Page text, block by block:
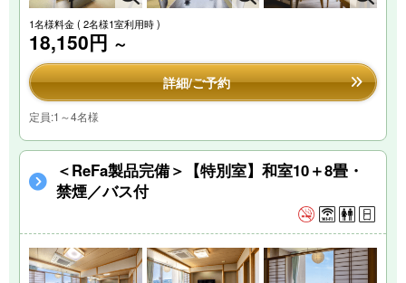
1名様料金( 2名様1室利用時 )
18,150円 ～
詳細/ご予約
定員:1～4名様
＜ReFa製品完備＞【特別室】和室10＋8畳・
禁煙／バス付